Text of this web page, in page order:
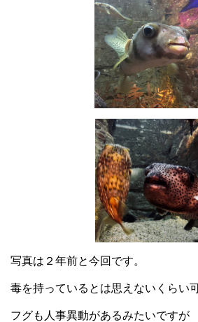
写真は２年前と今回です。
毒を持っているとは思えないくらい
フグも人事異動があるみたいですが